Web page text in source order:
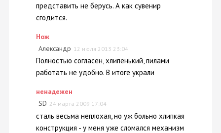
представить не берусь. А как сувенир
сгодится.
Нож
Александр 12 июля 2013 23:04
Полностью согласен, хлипенький, пилами
работать не удобно. В итоге украли
ненадежен
SD 24 марта 2009 17:04
сталь весьма неплохая, но уж больно хлипкая
конструкция - у меня уже сломался механизм